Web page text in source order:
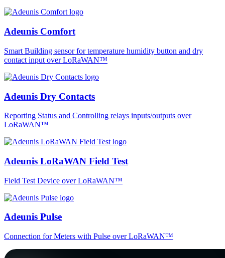
Adeunis Comfort
Smart Building sensor for temperature humidity button and dry
contact input over LoRaWAN™
Adeunis Dry Contacts
Reporting Status and Controlling relays inputs/outputs over
LoRaWAN™
Adeunis LoRaWAN Field Test
Field Test Device over LoRaWAN™
Adeunis Pulse
Connection for Meters with Pulse over LoRaWAN™